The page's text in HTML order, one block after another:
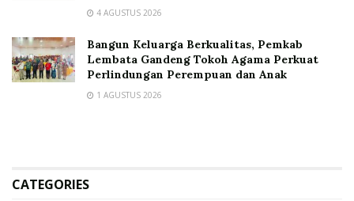
4 AGUSTUS 2026
Bangun Keluarga Berkualitas, Pemkab
Lembata Gandeng Tokoh Agama Perkuat
Perlindungan Perempuan dan Anak
1 AGUSTUS 2026
CATEGORIES